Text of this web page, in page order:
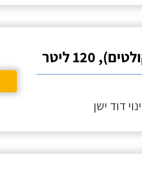
ליטר
דוד ישן